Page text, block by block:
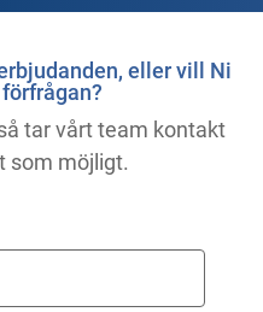
eller vill Ni
tar vårt team kontakt
som möjligt.